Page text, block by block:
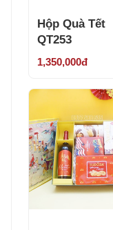
Hộp Quà Tết
QT253
1,350,000đ